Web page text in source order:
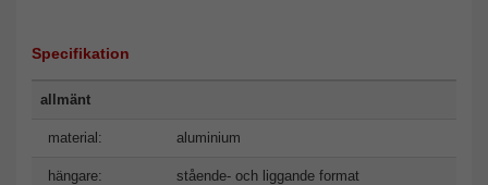
Specifikation
allmänt
material: aluminium
hängare: stående- och liggande format